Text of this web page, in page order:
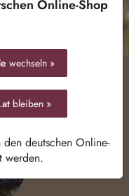
Online-Shop
wechseln »
at bleiben »
deutschen Online-
werden.